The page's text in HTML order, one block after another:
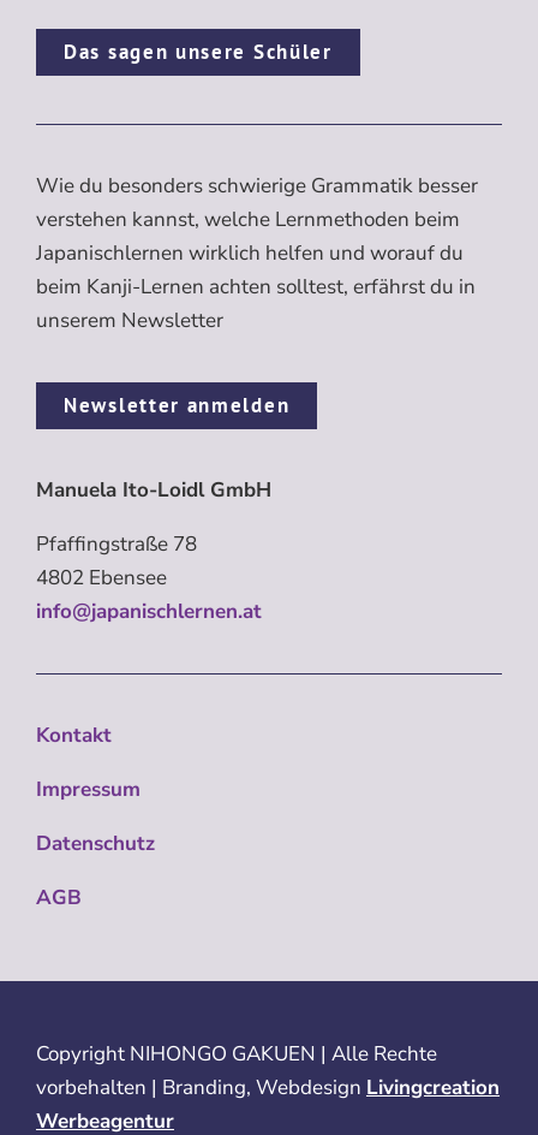
Das sagen unsere Schüler
Wie du besonders schwierige Grammatik besser
verstehen kannst, welche Lernmethoden beim
Japanischlernen wirklich helfen und worauf du
beim Kanji-Lernen achten solltest, erfährst du in
unserem Newsletter
Newsletter anmelden
Manuela Ito-Loidl GmbH
Pfaffingstraße 78
4802 Ebensee
info@japanischlernen.at
Kontakt
Impressum
Datenschutz
AGB
Copyright NIHONGO GAKUEN | Alle Rechte
vorbehalten | Branding, Webdesign Livingcreation
Werbeagentur